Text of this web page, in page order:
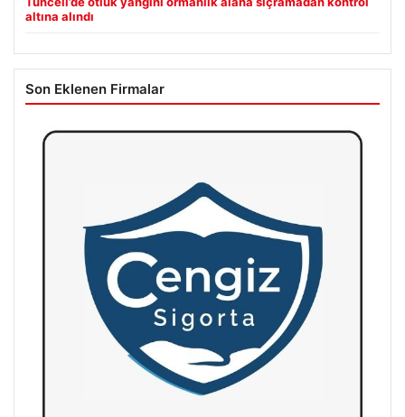
altına alındı
Son Eklenen Firmalar